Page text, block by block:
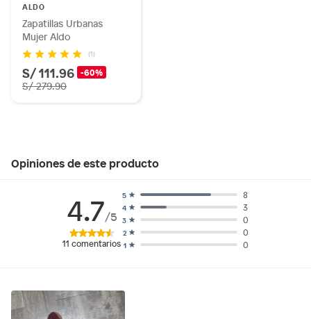
ALDO
Zapatillas Urbanas
Mujer Aldo
(1)
S/ 111.96 -60%
S/ 279.90
Opiniones de este producto
4.7/5
11 comentarios 1 0
2 0
3 0
4 3
5 8